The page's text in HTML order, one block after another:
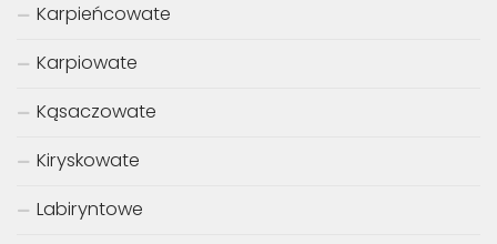
Karpieńcowate
Karpiowate
Kąsaczowate
Kiryskowate
Labiryntowe